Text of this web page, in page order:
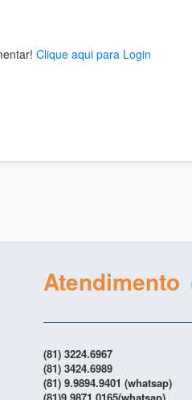
Clique aqui para Login
Atendimento
(81) 3224.6967
(81) 3424.6989
(81) 9.9894.9401 (whatsap)
(81)9.9871.0165(whatsap)